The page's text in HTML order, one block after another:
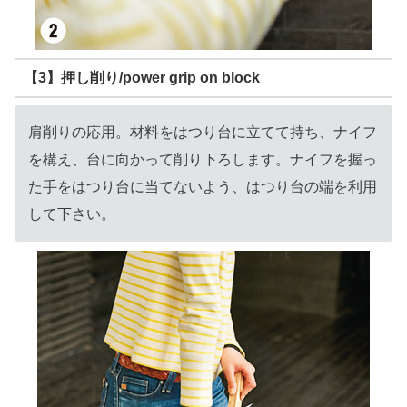
【3】押し削り/power grip on block
肩削りの応用。材料をはつり台に立てて持ち、ナイフ
を構え、台に向かって削り下ろします。ナイフを握っ
た手をはつり台に当てないよう、はつり台の端を利用
して下さい。